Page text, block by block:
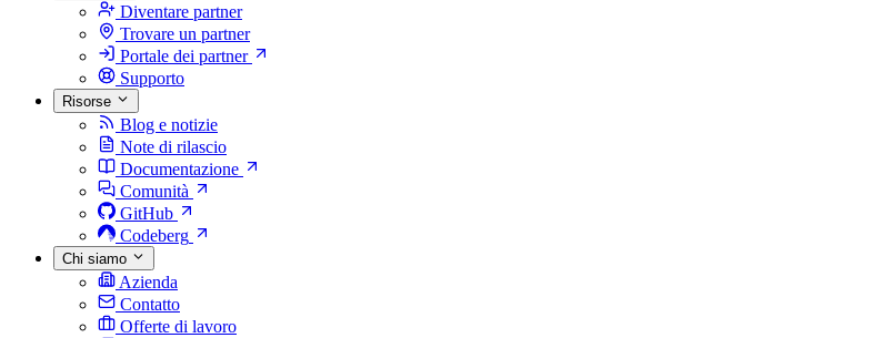
Diventare partner
Trovare un partner
Portale dei partner
Supporto
Risorse
Blog e notizie
Note di rilascio
Documentazione
Comunità
GitHub
Codeberg
Chi siamo
Azienda
Contatto
Offerte di lavoro